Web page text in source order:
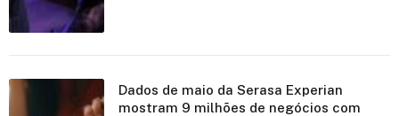
Dados de maio da Serasa Experian
mostram 9 milhões de negócios com